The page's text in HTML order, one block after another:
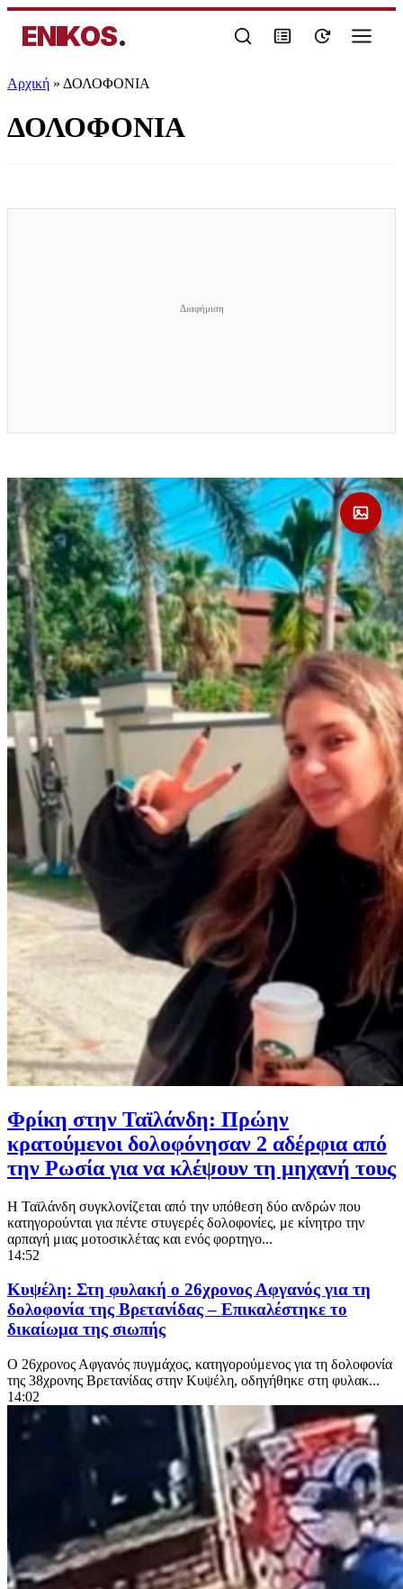
ENIKOS.
Αρχική » ΔΟΛΟΦΟΝΙΑ
ΔΟΛΟΦΟΝΙΑ
Φρίκη στην Ταϊλάνδη: Πρώην
κρατούμενοι δολοφόνησαν 2 αδέρφια από
την Ρωσία για να κλέψουν τη μηχανή τους
Η Ταϊλάνδη συγκλονίζεται από την υπόθεση δύο ανδρών που
κατηγορούνται για πέντε στυγερές δολοφονίες, με κίνητρο την
αρπαγή μιας μοτοσικλέτας και ενός φορτηγο...
14:52
Κυψέλη: Στη φυλακή ο 26χρονος Αφγανός για τη
δολοφονία της Βρετανίδας – Επικαλέστηκε το
δικαίωμα της σιωπής
Ο 26χρονος Αφγανός πυγμάχος, κατηγορούμενος για τη δολοφονία
της 38χρονης Βρετανίδας στην Κυψέλη, οδηγήθηκε στη φυλακ...
14:02